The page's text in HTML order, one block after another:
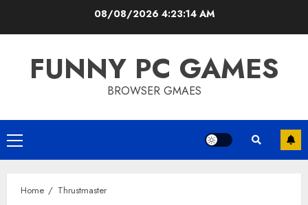
08/08/2026 4:23:14 AM
FUNNY PC GAMES
BROWSER GMAES
Primary
Menu
Home Thrustmaster